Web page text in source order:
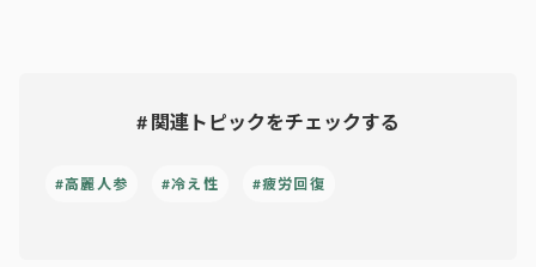
# 関連トピックをチェックする
#高麗人参 #冷え性 #疲労回復